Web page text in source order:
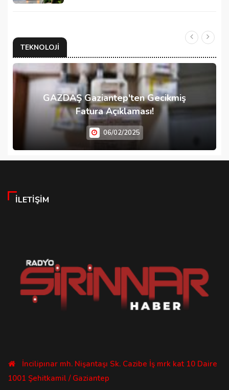
TEKNOLOJI
GAZDAŞ Gaziantep'ten Gecikmiş
Fatura Açıklaması!
06/02/2025
İLETIŞIM
İncilipınar mh. Nişantaşı Sk. Cazibe İş mrk kat 10 Daire
1001 Şehitkamil / Gaziantep